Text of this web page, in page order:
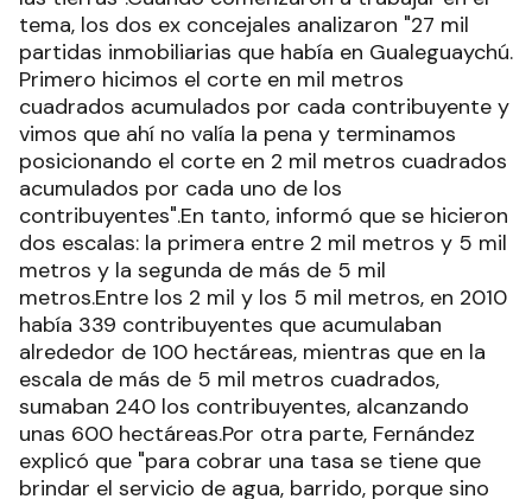
tema, los dos ex concejales analizaron "27 mil
partidas inmobiliarias que había en Gualeguaychú.
Primero hicimos el corte en mil metros
cuadrados acumulados por cada contribuyente y
vimos que ahí no valía la pena y terminamos
posicionando el corte en 2 mil metros cuadrados
acumulados por cada uno de los
contribuyentes".En tanto, informó que se hicieron
dos escalas: la primera entre 2 mil metros y 5 mil
metros y la segunda de más de 5 mil
metros.Entre los 2 mil y los 5 mil metros, en 2010
había 339 contribuyentes que acumulaban
alrededor de 100 hectáreas, mientras que en la
escala de más de 5 mil metros cuadrados,
sumaban 240 los contribuyentes, alcanzando
unas 600 hectáreas.Por otra parte, Fernández
explicó que "para cobrar una tasa se tiene que
brindar el servicio de agua, barrido, porque sino